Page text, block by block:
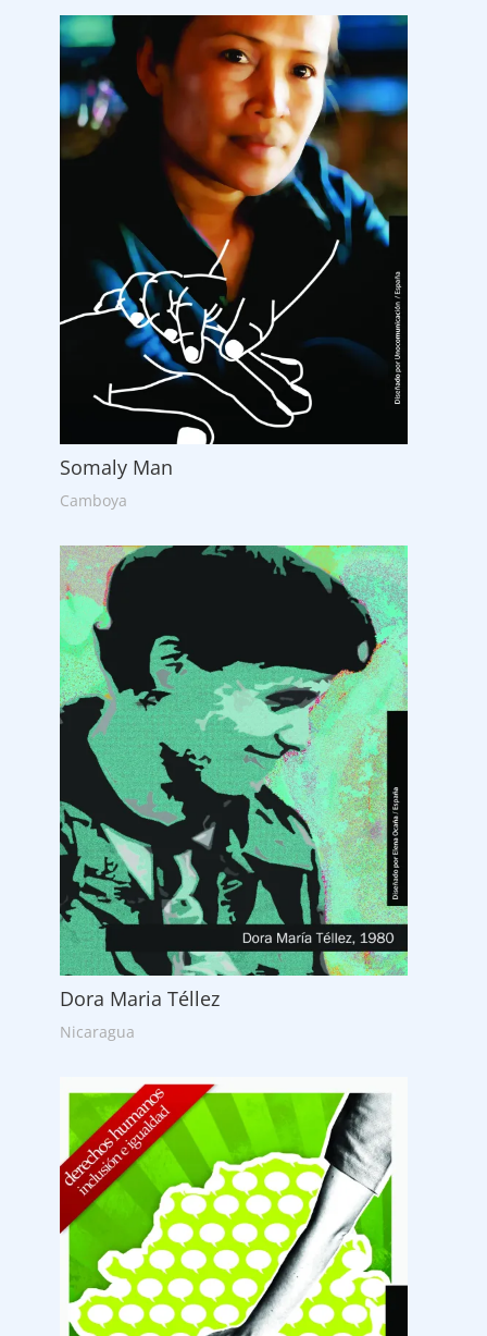
Somaly Man
Camboya
Dora Maria Téllez
Nicaragua